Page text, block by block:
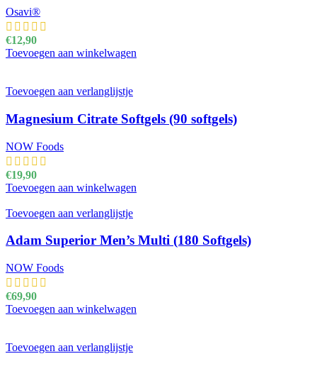
Osavi®
€12,90
Toevoegen aan winkelwagen
Toevoegen aan verlanglijstje
Magnesium Citrate Softgels (90 softgels)
NOW Foods
€19,90
Toevoegen aan winkelwagen
Toevoegen aan verlanglijstje
Adam Superior Men’s Multi (180 Softgels)
NOW Foods
€69,90
Toevoegen aan winkelwagen
Toevoegen aan verlanglijstje